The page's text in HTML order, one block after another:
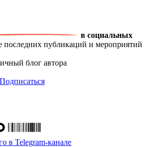
в социальных
последних публикаций и мероприятий
блог автора
Подписаться
в Telegram‑канале